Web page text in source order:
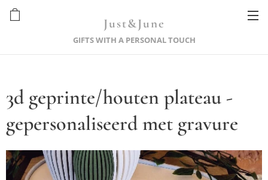
Just&June
GIFTS WITH A PERSONAL TOUCH
3d geprinte/houten plateau -
gepersonaliseerd met gravure